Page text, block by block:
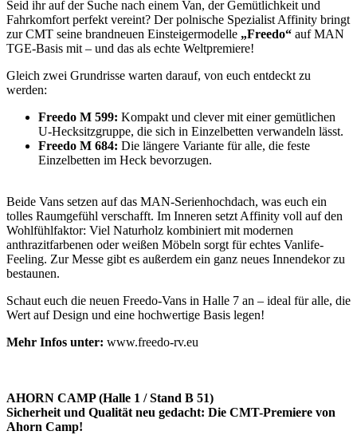
Seid ihr auf der Suche nach einem Van, der Gemütlichkeit und
Fahrkomfort perfekt vereint? Der polnische Spezialist Affinity bringt
zur CMT seine brandneuen Einsteigermodelle „Freedo“ auf MAN
TGE-Basis mit – und das als echte Weltpremiere!
Gleich zwei Grundrisse warten darauf, von euch entdeckt zu
werden:
Freedo M 599: Kompakt und clever mit einer gemütlichen
U-Hecksitzgruppe, die sich in Einzelbetten verwandeln lässt.
Freedo M 684: Die längere Variante für alle, die feste
Einzelbetten im Heck bevorzugen.
Beide Vans setzen auf das MAN-Serienhochdach, was euch ein
tolles Raumgefühl verschafft. Im Inneren setzt Affinity voll auf den
Wohlfühlfaktor: Viel Naturholz kombiniert mit modernen
anthrazitfarbenen oder weißen Möbeln sorgt für echtes Vanlife-
Feeling. Zur Messe gibt es außerdem ein ganz neues Innendekor zu
bestaunen.
Schaut euch die neuen Freedo-Vans in Halle 7 an – ideal für alle, die
Wert auf Design und eine hochwertige Basis legen!
Mehr Infos unter: www.freedo-rv.eu
AHORN CAMP (Halle 1 / Stand B 51)
Sicherheit und Qualität neu gedacht: Die CMT-Premiere von
Ahorn Camp!